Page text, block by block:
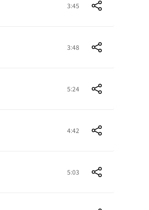
3:45
3:48
5:24
4:42
5:03